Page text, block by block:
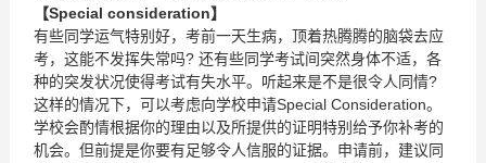
【Special consideration】
有些同学运气特别好，考前一天生病，顶着热腾腾的脑袋去应
考，这能不发挥失常吗? 还有些同学考试间突然身体不适，各
种的突发状况使得考试有失水平。听起来是不是很令人同情?
这样的情况下，可以考虑向学校申请Special Consideration。
学校会酌情根据你的理由以及所提供的证明特别给予你补考的
机会。但前提是你要有足够令人信服的证据。申请前，建议同